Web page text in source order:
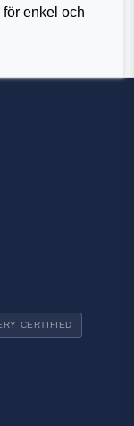
enkel och
CERTIFIED